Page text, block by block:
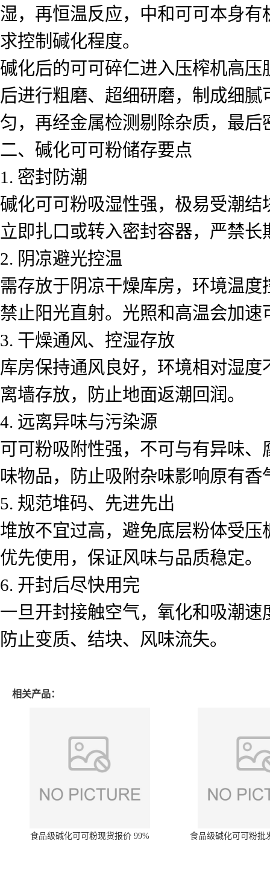
湿，再恒温反应，中和可可本身
求控制碱化程度。
碱化后的可可碎仁进入压榨机高
后进行粗磨、超细研磨，制成细
匀，再经金属检测剔除杂质，最
二、碱化可可粉储存要点
1. 密封防潮
碱化可可粉吸湿性强，极易受潮
立即扎口或转入密封容器，严禁
2. 阴凉避光控温
需存放于阴凉干燥库房，环境温
禁止阳光直射。光照和高温会加
3. 干燥通风、控湿存放
库房保持通风良好，环境相对湿
离墙存放，防止地面返潮回润。
4. 远离异味与污染源
可可粉吸附性强，不可与有异味
味物品，防止吸附杂味影响原有香
5. 规范堆码、先进先出
堆放不宜过高，避免底层粉体受
优先使用，保证风味与品质稳定。
6. 开封后尽快用完
一旦开封接触空气，氧化和吸潮
防止变质、结块、风味流失。
相关产品：
食品级碱化可可粉现货报价 99% 食品级碱化可可粉批